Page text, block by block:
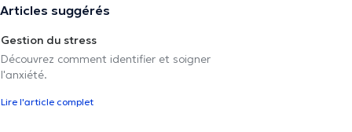
Articles suggérés
Gestion du stress
Découvrez comment identifier et soigner
l'anxiété.
Lire l'article complet